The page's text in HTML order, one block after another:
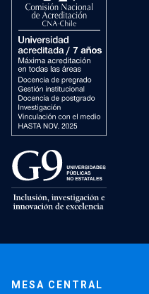
MESA CENTRAL